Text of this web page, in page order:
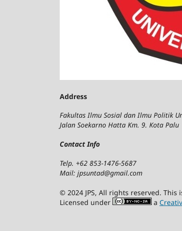
Address
Fakultas Ilmu Sosial dan Ilmu Politik
Jalan Soekarno Hatta Km. 9. Kota Palu
Contact Info
Telp. +62 853-1476-5687
Mail: jpsuntad@gmail.com
© 2024 JPS, All rights reserved.
Licensed under
a